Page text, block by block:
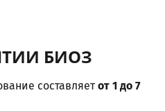
БИОЗ
составляетот 1 до 7